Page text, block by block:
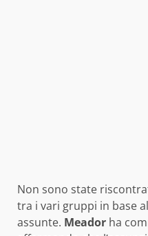
Non sono state
tra i vari gruppi in base
assunte. Meador ha